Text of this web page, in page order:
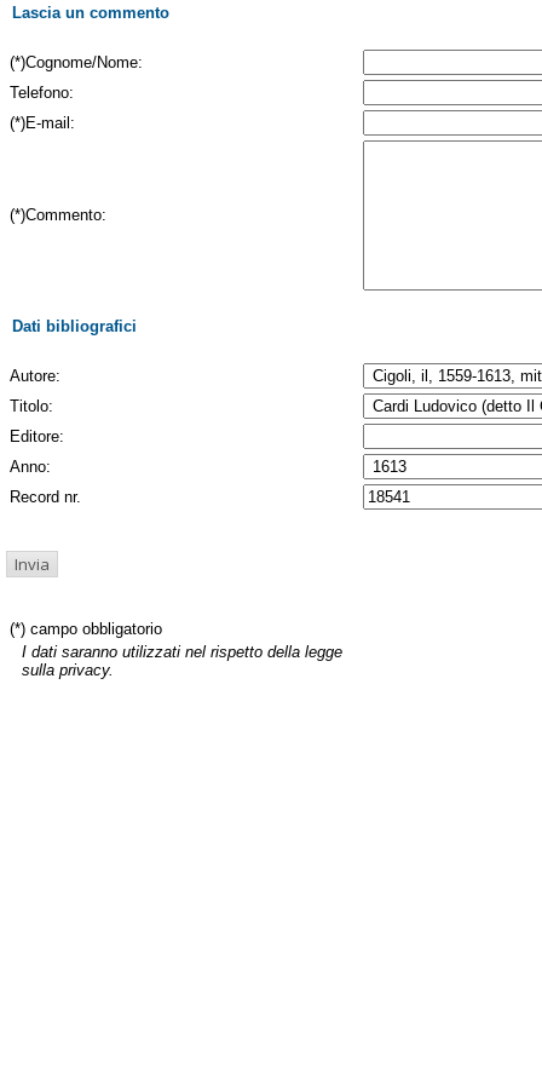
Lascia un commento
(*)Cognome/Nome:
Telefono:
(*)E-mail:
(*)Commento:
Dati bibliografici
Autore:
Titolo:
Editore:
Anno:
Record nr.
(*) campo obbligatorio
I dati saranno utilizzati nel rispetto della legge
sulla privacy.